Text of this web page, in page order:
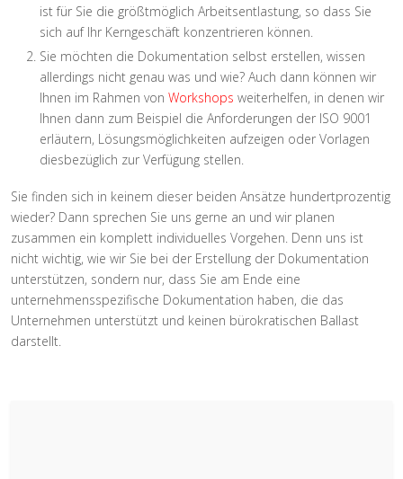
ist für Sie die größtmöglich Arbeitsentlastung, so dass Sie
sich auf Ihr Kerngeschäft konzentrieren können.
Sie möchten die Dokumentation selbst erstellen, wissen
allerdings nicht genau was und wie? Auch dann können wir
Ihnen im Rahmen von Workshops weiterhelfen, in denen wir
Ihnen dann zum Beispiel die Anforderungen der ISO 9001
erläutern, Lösungsmöglichkeiten aufzeigen oder Vorlagen
diesbezüglich zur Verfügung stellen.
Sie finden sich in keinem dieser beiden Ansätze hundertprozentig
wieder? Dann sprechen Sie uns gerne an und wir planen
zusammen ein komplett individuelles Vorgehen. Denn uns ist
nicht wichtig, wie wir Sie bei der Erstellung der Dokumentation
unterstützen, sondern nur, dass Sie am Ende eine
unternehmensspezifische Dokumentation haben, die das
Unternehmen unterstützt und keinen bürokratischen Ballast
darstellt.